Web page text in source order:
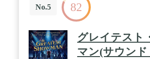
No.5 82
グレイテスト
マン(サウンド